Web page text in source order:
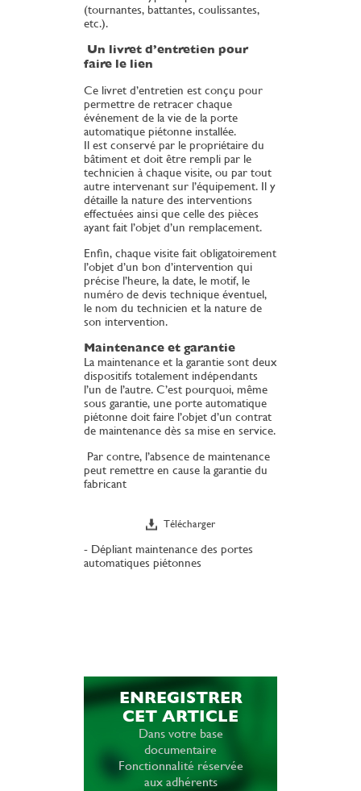
(tournantes, battantes, coulissantes,
etc.).
Un livret d’entretien pour
faire le lien
Ce livret d’entretien est conçu pour
permettre de retracer chaque
événement de la vie de la porte
automatique piétonne installée.
Il est conservé par le propriétaire du
bâtiment et doit être rempli par le
technicien à chaque visite, ou par tout
autre intervenant sur l’équipement. Il y
détaille la nature des interventions
effectuées ainsi que celle des pièces
ayant fait l’objet d’un remplacement.
Enfin, chaque visite fait obligatoirement
l’objet d’un bon d’intervention qui
précise l’heure, la date, le motif, le
numéro de devis technique éventuel,
le nom du technicien et la nature de
son intervention.
Maintenance et garantie
La maintenance et la garantie sont deux
dispositifs totalement indépendants
l’un de l’autre. C’est pourquoi, même
sous garantie, une porte automatique
piétonne doit faire l’objet d’un contrat
de maintenance dès sa mise en service.
Par contre, l’absence de maintenance
peut remettre en cause la garantie du
fabricant
Télécharger
- Dépliant maintenance des portes
automatiques piétonnes
ENREGISTRER
CET ARTICLE
Dans votre base
documentaire
Fonctionnalité réservée
aux adhérents